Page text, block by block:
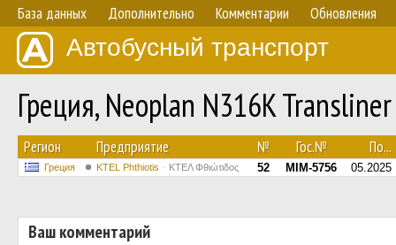
База данных Дополнительно Комментарии Обновления
Автобусный транспорт
Греция, Neoplan N316K
Регион Предприятие № Гос.№ По...
Греция ΚΤΕL Phthiotis ΚΤΕΛ Φθιώτιδος 52 MIM-5756 05.2025
Ваш комментарий